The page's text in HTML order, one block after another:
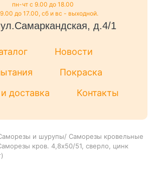
пн-чт с 9.00 до 18.00
9.00 до 17.00, сб и вс - выходной.
д.4/1
Новости
Покраска
доставка
Контакты
и шурупы/ Саморезы кровельные
кров. 4,8x50/51, сверло, цинк